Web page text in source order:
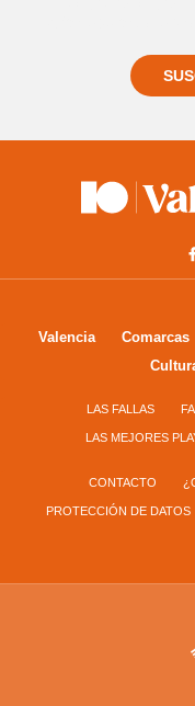
Valencia Comarcas
LAS FALLAS
LAS MEJORES
CONTACTO
PROTECCIÓN DE DATOS